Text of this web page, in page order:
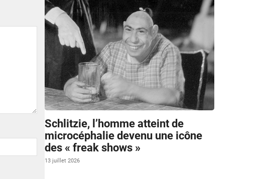
Schlitzie, l’homme atteint de
microcéphalie devenu une icône
des « freak shows »
13 juillet 2026